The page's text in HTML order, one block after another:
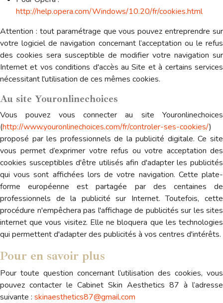
http://help.opera.com/Windows/10.20/fr/cookies.html
Attention : tout paramétrage que vous pouvez entreprendre sur
votre logiciel de navigation concernant l’acceptation ou le refus
des cookies sera susceptible de modifier votre navigation sur
Internet et vos conditions d'accès au Site et à certains services
nécessitant l'utilisation de ces mêmes cookies.
Au site Youronlinechoices
Vous pouvez vous connecter au site Youronlinechoices
(http://www.youronlinechoices.com/fr/controler-ses-cookies/)
proposé par les professionnels de la publicité digitale. Ce site
vous permet d’exprimer votre refus ou votre acceptation des
cookies susceptibles d'être utilisés afin d'adapter les publicités
qui vous sont affichées lors de votre navigation. Cette plate-
forme européenne est partagée par des centaines de
professionnels de la publicité sur Internet. Toutefois, cette
procédure n'empêchera pas l'affichage de publicités sur les sites
internet que vous visitez. Elle ne bloquera que les technologies
qui permettent d'adapter des publicités à vos centres d'intérêts.
Pour en savoir plus
Pour toute question concernant l’utilisation des cookies, vous
pouvez contacter le Cabinet Skin Aesthetics 87 à l’adresse
suivante : skinaesthetics87@gmail.com